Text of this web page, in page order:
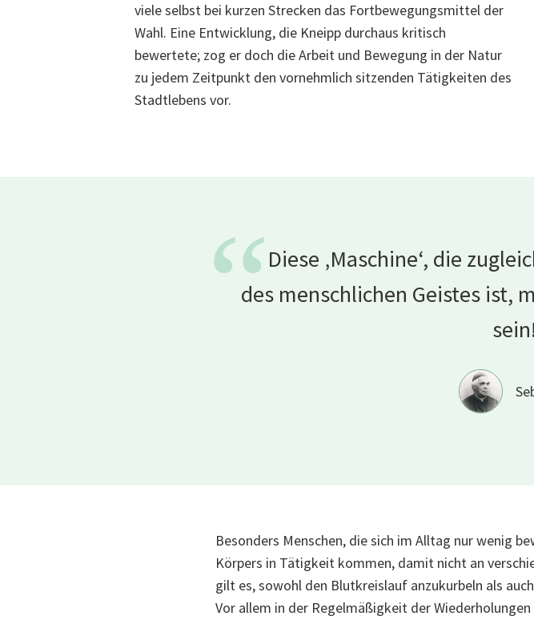
viele selbst bei kurzen Strecken das Fortbewegungsmittel der
Wahl. Eine Entwicklung, die Kneipp durchaus kritisch
bewertete; zog er doch die Arbeit und Bewegung in der Natur
zu jedem Zeitpunkt den vornehmlich sitzenden Tätigkeiten des
Stadtlebens vor.
“Diese ‚Maschine‘, die
des menschlichen Geistes ist,
sein!
Besonders Menschen, die sich im Alltag nur wenig
Körpers in Tätigkeit kommen, damit nicht an
gilt es, sowohl den Blutkreislauf anzukurbeln als
Vor allem in der Regelmäßigkeit der